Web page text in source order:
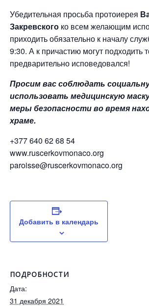
Убедительная просьба протоиерея
Закревского ко всем желающим
приходить обязательно к началу
9:30. А к причастию могут подходить
предварительно исповедовался!
Просим вас соблюдать
использовать медицинскую
меры безопасности во время
храме.
+377 640 62 68 54
www.ruscerkovmonaco.org
paroisse@ruscerkovmonaco.org
Добавить в календарь
ПОДРОБНОСТИ
Дата:
31 декабря 2021